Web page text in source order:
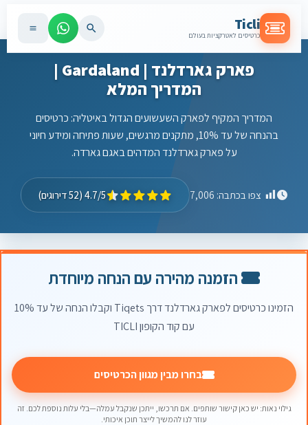
Ticli
כרטיסים לאטרקציות בעולם
פארק גארדלנד | Gardaland |
המדריך המלא
המדריך המקיף לפארק השעשועים הגדול באיטליה: כרטיסים
בהנחה של עד 10%, מתקנים מרגשים, שעות פתיחה ומידע חיוני
על פארק גארדלנד המדהים באגם גארדה.
צפו בכתבה: 7,006 4.7/5 (52 דירוגים)
הזמנה מהירה עם הנחה מיוחדת
הזמינו כרטיסים לפארק גארדלנד דרך Tiqets וקבלו הנחה של עד 10%
עם קוד הקופון TICLI
בחרו מבין מגוון הכרטיסים
גילוי נאות: יש כאן קישור שותפים. אם תרכשו, ייתכן שנקבל עמלה—בלי עלות נוספת לכם. זה
עוזר לנו להמשיך לייצר תוכן איכותי.